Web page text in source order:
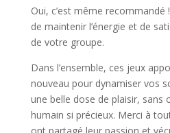
Oui, c’est même
de maintenir l’énergie et de
de votre groupe.
Dans l’ensemble, ces jeux
nouveau pour dynamiser vos
une belle dose de plaisir, sans
humain si précieux. Merci à